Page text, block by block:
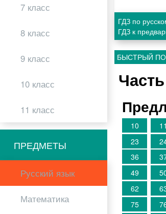
7 класс
8 класс
9 класс
10 класс
11 класс
ПРЕДМЕТЫ
Русский язык
Математика
ГДЗ по
ГДЗ к
БЫСТРЫЙ
10
11
23
36
49
62
75